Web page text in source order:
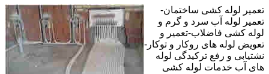
تعمیر لوله کشی ساختمان-
تعمیر لوله آب سرد و گرم و
لوله کشی فاضلاب-تعمیر و
تعویض لوله های روکار و توکار-
نشتیابی و رفع ترکیدگی لوله
های آب خدمات لوله کشی